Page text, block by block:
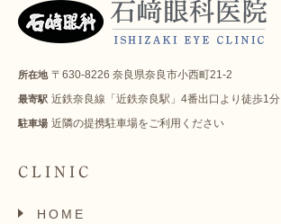
所在地 〒630-8226 奈良県奈良市小西町21-2
最寄駅 近鉄奈良線「近鉄奈良駅」4番出口より徒歩1分
駐車場 近隣の提携駐車場をご利用ください
CLINIC
HOME